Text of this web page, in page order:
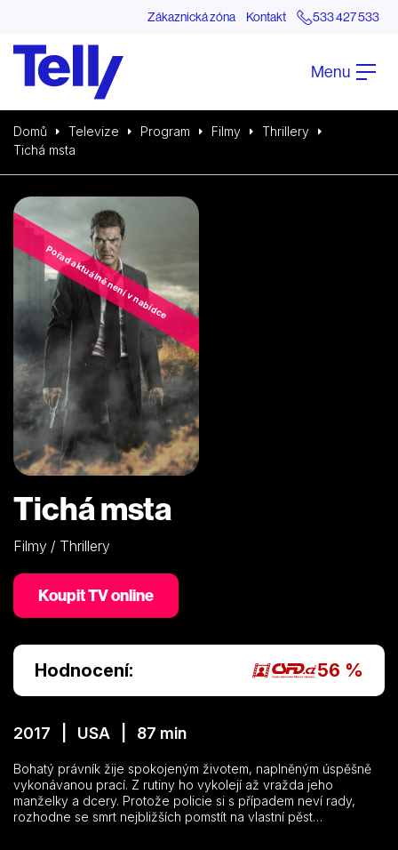
Zákaznická zóna Kontakt 533 427 533
Menu
Domů Televize Program Filmy
Thrillery
Tichá msta
Pořad aktuálně není v nabídce
Tichá msta
Filmy / Thrillery
Koupit TV online
Hodnocení: 56 %
2017 | USA | 87 min
Bohatý právník žije spokojeným životem, naplněným úspěšně
vykonávanou prací. Z rutiny ho vykolejí až vražda jeho
manželky a dcery. Protože policie si s případem neví rady,
rozhodne se smrt nejbližších pomstít na vlastní pěst…